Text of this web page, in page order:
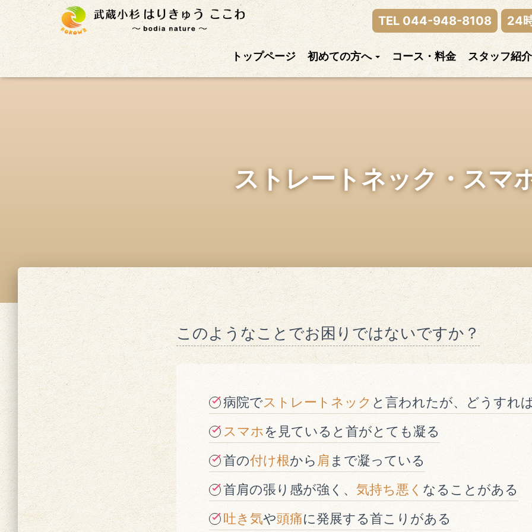
武蔵小杉徒歩4分の鍼灸治療院。首肩こり、腰痛、自律神経の乱れまでご相談下さい。
TEL 044-948-8108 24
トップページ 初めての方へ コース・料金 スタッフ紹介
ストレートネック・スマ
このようなことでお困りではないですか？
病院でストレートネック と言われたが、どうすれ
スマホを見ていると首がとても凝る
首の付け根から 肩 まで凝っている
首肩の張り感が強く、 気持ち悪く なることがある
吐き気や頭痛に発展する首こりがある